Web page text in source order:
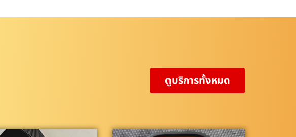
ดูบริการทั้งหมด